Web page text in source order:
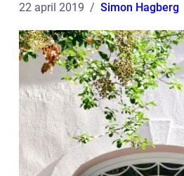
22 april 2019 Simon Hagberg